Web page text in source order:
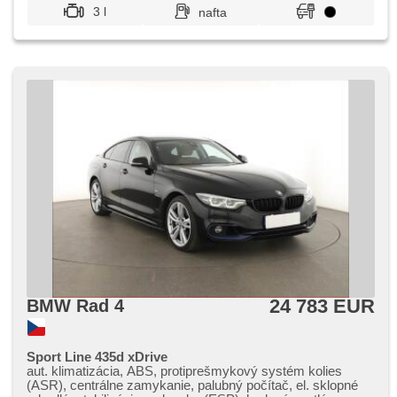
nastaviteľné sedadlá, výškovo nastaviteľné sedadlo vodiča,
xenónové svetlomety, závesné zariadenie
3 l
nafta
BMW Rad 4 24 783 EUR
Sport Line 435d xDrive
aut. klimatizácia, ABS, protiprešmykový systém kolies
(ASR), centrálne zamykanie, palubný počítač, el. sklopné